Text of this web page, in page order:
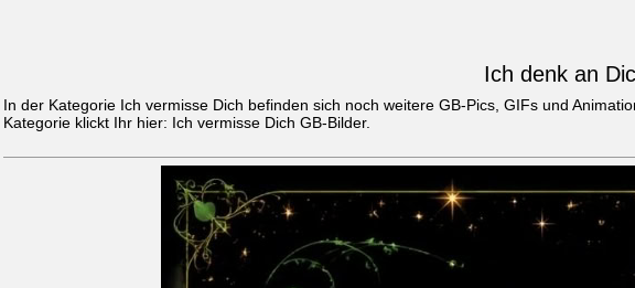
Ich denk an
In der Kategorie Ich vermisse Dich befinden sich noch weitere GB-Pics, GIFs und
Kategorie klickt Ihr hier: Ich vermisse Dich GB-Bilder.